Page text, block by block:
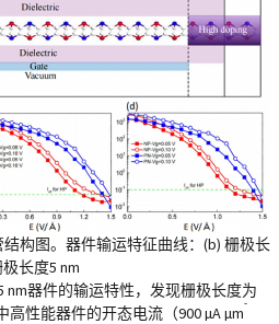
构图。器件输运特征曲线：(b) 栅极长
长度5 nm
nm器件的输运特性，发现栅极长度为
高性能器件的开态电流（900 µA µm
-